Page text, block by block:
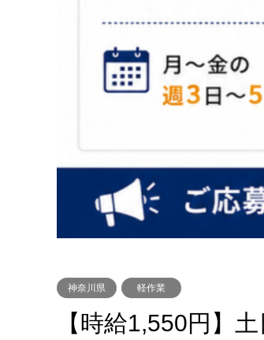
神奈川県 軽作業
【時給1,550円】